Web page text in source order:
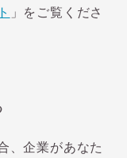
」をご覧くださ
、企業があなた